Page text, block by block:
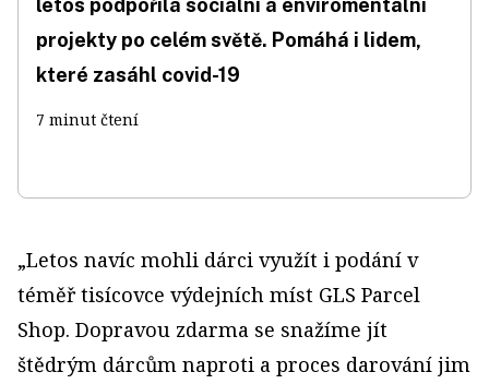
projekty po celém světě. Pomáhá i lidem,
které zasáhl covid-19
7 minut čtení
„Letos navíc mohli dárci využít i podání v
téměř tisícovce výdejních míst GLS Parcel
Shop. Dopravou zdarma se snažíme jít
štědrým dárcům naproti a proces darování jim